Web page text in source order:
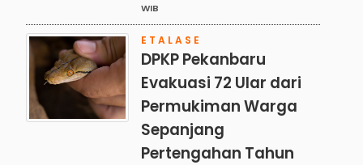
WIB
ETALASE
DPKP Pekanbaru
Evakuasi 72 Ular dari
Permukiman Warga
Sepanjang
Pertengahan Tahun